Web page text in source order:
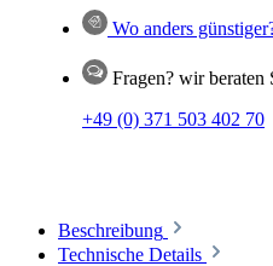
Wo anders
Fragen? wir beraten
+49 (0) 371 503 402 70
Beschreibung
Technische Details